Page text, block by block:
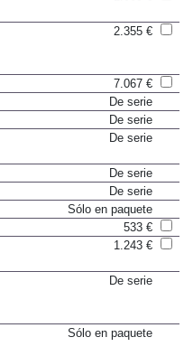
7.067 €
De serie
De serie
De serie
De serie
Sólo en paquete
533 €